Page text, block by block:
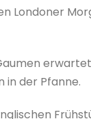
Londoner
in der Pfanne.